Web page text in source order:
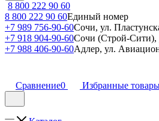
8 800 222 90 60
8 800 222 90 60Единый номер
+7 989 756-90-60Сочи, ул.
+7 918 904-90-60Сочи (Строй-Сити),
+7 988 406-90-60Адлер, ул.
Сравнение0 Избранные